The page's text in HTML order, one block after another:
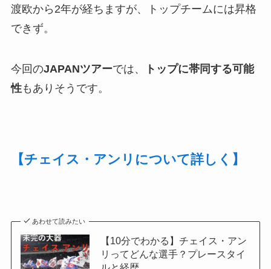
渡欧から2年が経ちますが、トップチームには昇格
できず。
今回のJAPANツアーでは、
トップに帯同する可能
性もありそうです。
【チェイス・アンリについて詳しく】
あわせて読みたい
【10分でわかる】チェイス・アン
リってどんな選手？プレースタイ